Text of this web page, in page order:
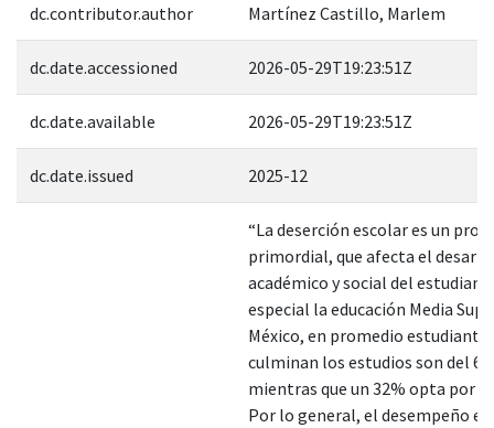
dc.contributor.author Martínez Castillo, Marlem
dc.date.accessioned 2026-05-29T19:23:51Z
dc.date.available 2026-05-29T19:23:51Z
dc.date.issued 2025-12
“La deserción escolar es un
primordial, que afecta el
académico y social del
especial la educación Media
México, en promedio
culminan los estudios son del
mientras que un 32% opta por
Por lo general, el desempeño es